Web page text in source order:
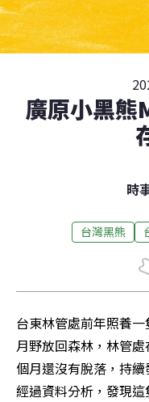
廣原小黑熊
時
台灣黑熊
台東林管處前年照養
月野放回森林，林管
個月還沒有脫落，持
經過資料分析，發現